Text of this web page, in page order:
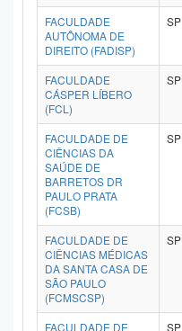
FACULDADE
AUTÔNOMA DE
DIREITO (FADISP)
SP
FACULDADE
CÁSPER LÍBERO
(FCL)
SP
FACULDADE DE
CIÊNCIAS DA
SAÚDE DE
BARRETOS DR
PAULO PRATA
(FCSB)
SP
FACULDADE DE
CIÊNCIAS MÉDICAS
DA SANTA CASA DE
SÃO PAULO
(FCMSCSP)
SP
FACULDADE DE SP